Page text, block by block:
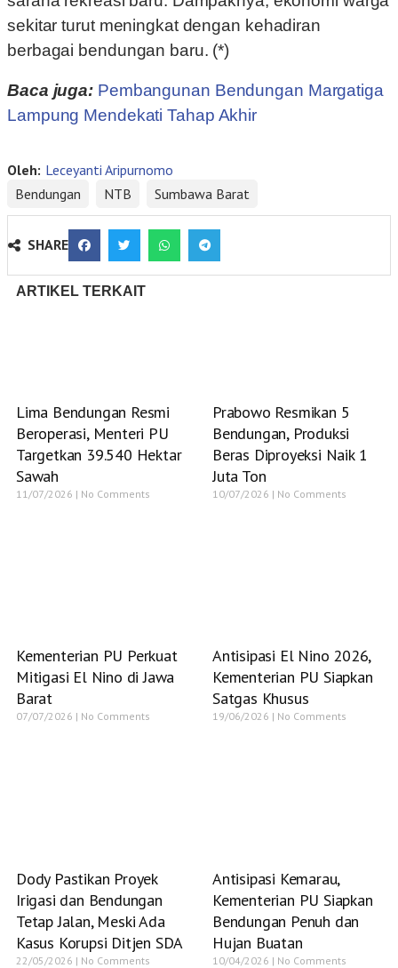
sekitar turut meningkat dengan kehadiran
berbagai bendungan baru. (*)
Baca juga: Pembangunan Bendungan Margatiga
Lampung Mendekati Tahap Akhir
Oleh: Leceyanti Aripurnomo
Bendungan
NTB Sumbawa Barat
SHARE
ARTIKEL TERKAIT
Lima Bendungan Resmi
Beroperasi, Menteri PU
Targetkan 39.540 Hektar
Sawah
11/07/2026 No Comments
Prabowo Resmikan 5
Bendungan, Produksi
Beras Diproyeksi Naik 1
Juta Ton
10/07/2026 No Comments
Kementerian PU Perkuat
Mitigasi El Nino di Jawa
Barat
07/07/2026 No Comments
Antisipasi El Nino 2026,
Kementerian PU Siapkan
Satgas Khusus
19/06/2026 No Comments
Dody Pastikan Proyek
Irigasi dan Bendungan
Tetap Jalan, Meski Ada
Kasus Korupsi Ditjen SDA
22/05/2026 No Comments
Antisipasi Kemarau,
Kementerian PU Siapkan
Bendungan Penuh dan
Hujan Buatan
10/04/2026 No Comments